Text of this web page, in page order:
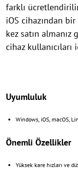
farklı
iOS cihazından
kez satın
cihaz
Uyumluluk
Windows, iOS, macOS,
Önemli Özellikler
Yüksek kare hızları ve